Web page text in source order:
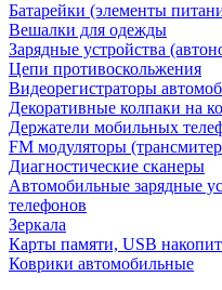
Батарейки (элементы
Вешалки для одежды
Зарядные устройства
Цепи противоскольжения
Видеорегистраторы
Декоративные колпаки на
Держатели мобильных
FM модуляторы
Диагностические сканеры
Автомобильные зарядные
телефонов
Зеркала
Карты памяти, USB
Коврики автомобильные